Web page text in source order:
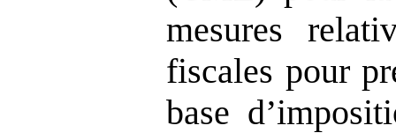
mesures
fiscales pour
base